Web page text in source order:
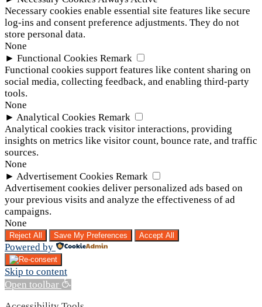
Necessary cookies enable essential site features like secure
log-ins and consent preference adjustments. They do not
store personal data.
None
► Functional Cookies Remark
Functional cookies support features like content sharing on
social media, collecting feedback, and enabling third-party
tools.
None
► Analytical Cookies Remark
Analytical cookies track visitor interactions, providing
insights on metrics like visitor count, bounce rate, and traffic
sources.
None
► Advertisement Cookies Remark
Advertisement cookies deliver personalized ads based on
your previous visits and analyze the effectiveness of ad
campaigns.
None
Reject All Save My Preferences Accept All
Powered by
Skip to content
Open toolbar